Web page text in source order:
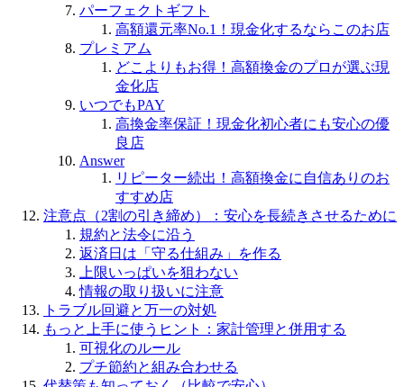
パーフェクトギフト
高額還元率No.1！現金化するならこのお店
プレミアム
どこよりもお得！高額換金のプロが選ぶ現
金化店
いつでもPAY
高換金率保証！現金化初心者にも安心の優
良店
Answer
リピーター続出！高額換金に自信ありのお
すすめ店
注意点（2割の引き締め）：安心を長続きさせるために
規約と法令に沿う
返済日は「守る仕組み」を作る
上限いっぱいを狙わない
情報の取り扱いに注意
トラブル回避と万一の対処
もっと上手に使うヒント：家計管理と併用する
可視化のルール
プチ節約と組み合わせる